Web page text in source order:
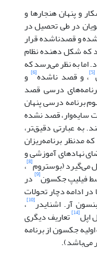
و پنهان هنجارها و
در طی تحصیل در
و قصدناشده قرار
که شکل دهنده نظام
اما به نظر می‌رسد که
[5] ، و قصد ناشده[6] و
درسی قصد
برنامه درسی پنهان
سایه‌وار، قصد نشده
به عبارتی دقیق‌تر،
مدنظر برنامه‌ریزان
نهادهای آموزشی و
می‌گیرد (بوستروم[8] ،
[9] در
ادامه دچار تحولات
آر. اشنایدر[10] ،
اپل[14] تعاریف دیگری
جکسون از برنامه
می‌باشد).